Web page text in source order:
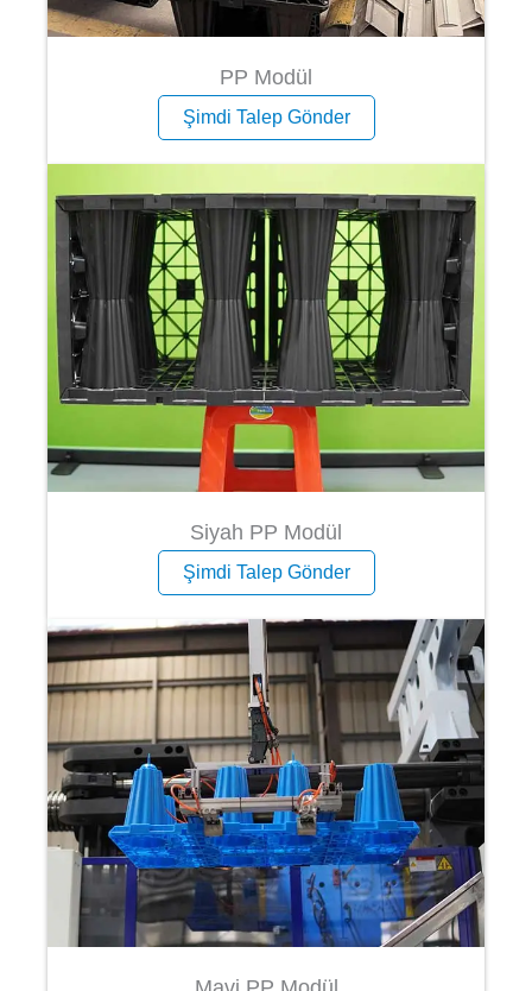
PP Modül
Şimdi Talep Gönder
Siyah PP Modül
Şimdi Talep Gönder